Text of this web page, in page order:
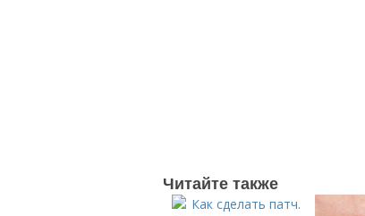
Читайте также